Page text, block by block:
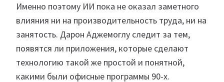
Именно поэтому ИИ пока не оказал заметного
влияния ни на производительность труда, ни на
занятость. Дарон Аджемоглу следит за тем,
появятся ли приложения, которые сделают
технологию такой же простой и понятной,
какими были офисные программы 90-х.